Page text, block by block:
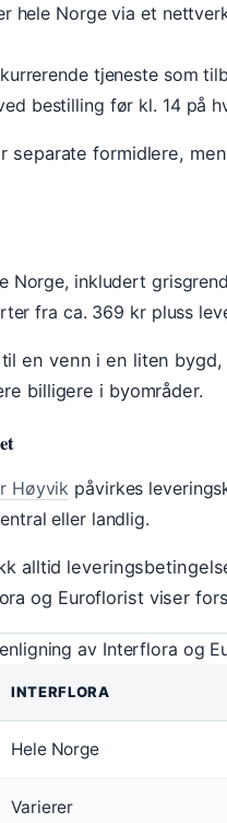
hele Norge via et
tjeneste som
bestilling før kl. 14 på
separate formidlere,
Norge, inkludert
fra ca. 369 kr pluss
en venn i en liten
billigere i byområder.
Høyvik påvirkes
eller landlig.
alltid
og Euroflorist viser
av Interflora og
INTERFLORA
Hele Norge
Varierer